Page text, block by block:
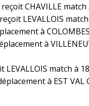
CHAVILLE match
LEVALLOIS
à
à
LEVALLOIS match à
à EST VAL